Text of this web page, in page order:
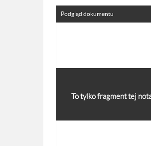
To tylko fragment tej
Podgląd dokumentu